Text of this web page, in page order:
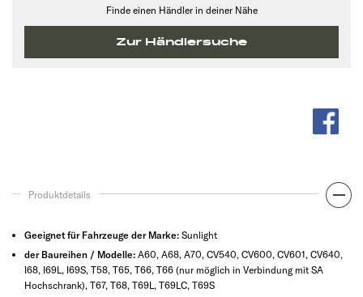
Finde einen Händler in deiner Nähe
Zur Händlersuche
Produktdetails
Geeignet für Fahrzeuge der Marke: Sunlight
der Baureihen / Modelle: A60, A68, A70, CV540, CV600, CV601, CV640,
I68, I69L, I69S, T58, T65, T66, T66 (nur möglich in Verbindung mit SA
Hochschrank), T67, T68, T69L, T69LC, T69S